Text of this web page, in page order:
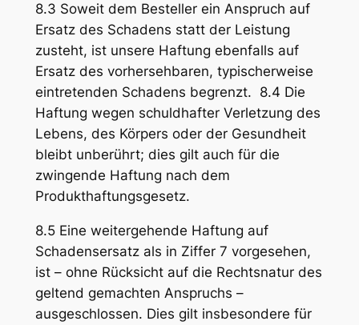
8.3 Soweit dem Besteller ein Anspruch auf
Ersatz des Schadens statt der Leistung
zusteht, ist unsere Haftung ebenfalls auf
Ersatz des vorhersehbaren, typischerweise
eintretenden Schadens begrenzt. 8.4 Die
Haftung wegen schuldhafter Verletzung des
Lebens, des Körpers oder der Gesundheit
bleibt unberührt; dies gilt auch für die
zwingende Haftung nach dem
Produkthaftungsgesetz.
8.5 Eine weitergehende Haftung auf
Schadensersatz als in Ziffer 7 vorgesehen,
ist – ohne Rücksicht auf die Rechtsnatur des
geltend gemachten Anspruchs –
ausgeschlossen. Dies gilt insbesondere für